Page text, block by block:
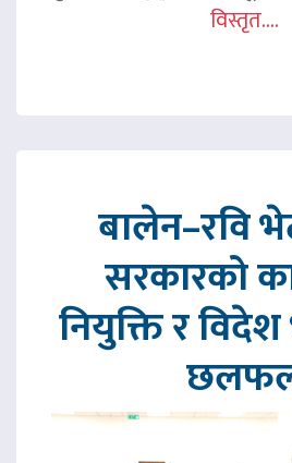
विस्तृत....
बालेन–रवि
सरकारको
नियुक्ति र